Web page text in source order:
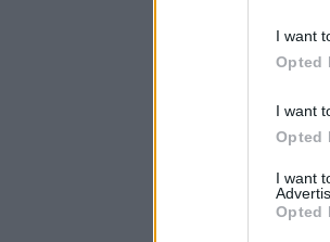
I want
Opted
I want
Opted
I want
Opted